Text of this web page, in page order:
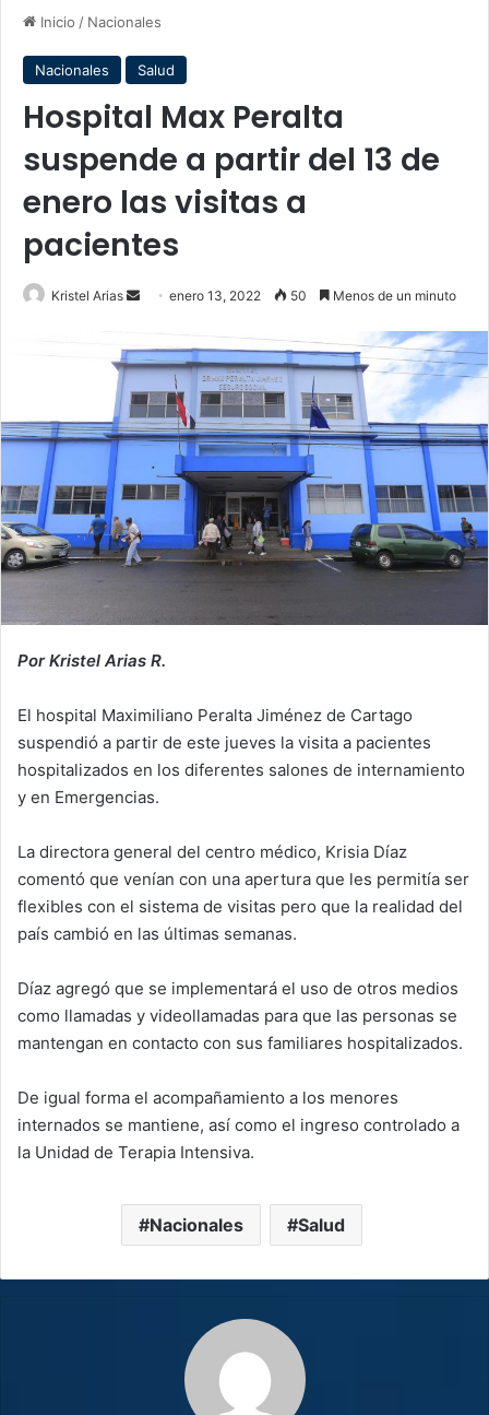
Inicio / Nacionales
Nacionales Salud
Hospital Max Peralta
suspende a partir del 13 de
enero las visitas a
pacientes
Kristel Arias
Send
email
enero 13, 2022 50 Menos de un minuto
Por Kristel Arias R.
El hospital Maximiliano Peralta Jiménez de Cartago
suspendió a partir de este jueves la visita a pacientes
hospitalizados en los diferentes salones de internamiento
y en Emergencias.
La directora general del centro médico, Krisia Díaz
comentó que venían con una apertura que les permitía ser
flexibles con el sistema de visitas pero que la realidad del
país cambió en las últimas semanas.
Díaz agregó que se implementará el uso de otros medios
como llamadas y videollamadas para que las personas se
mantengan en contacto con sus familiares hospitalizados.
De igual forma el acompañamiento a los menores
internados se mantiene, así como el ingreso controlado a
la Unidad de Terapia Intensiva.
Nacionales Salud